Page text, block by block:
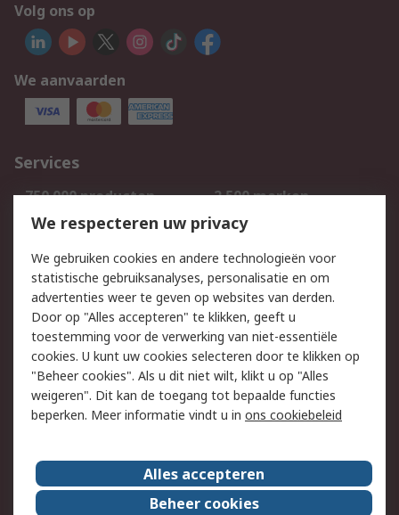
Volg ons op
We aanvaarden
Services
750.000 producten
2.500 merken
Bestellen
Inkoopoplossingen
Track & Trace
Wettelijk
Cookiebeleid
Email veiligheid
Privacybeleid
Websitevoorwaarden
Algemene
verkoopvoorwaarden
Over RS
RS Group
Over ons
We respecteren uw privacy
We gebruiken cookies en andere technologieën voor
statistische gebruiksanalyses, personalisatie en om
advertenties weer te geven op websites van derden.
Door op "Alles accepteren" te klikken, geeft u
toestemming voor de verwerking van niet-essentiële
cookies. U kunt uw cookies selecteren door te klikken op
"Beheer cookies". Als u dit niet wilt, klikt u op "Alles
weigeren". Dit kan de toegang tot bepaalde functies
beperken. Meer informatie vindt u in ons cookiebeleid
Alles accepteren
Beheer cookies